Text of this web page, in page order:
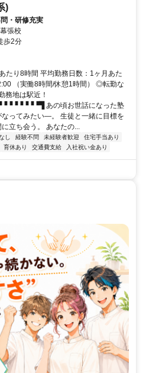
)
・研修充実
張校
歩2分
たり8時間 平均勤務日数：1ヶ月あた
（実働8時間/休憩1時間） ◎転勤な
地は駅近！
あの頃お世話になった塾
ってみたい―。 生徒と一緒に目標を
立ち会う。 あなたの...
し 経験不問 未経験者歓迎
住宅手当あり
育休あり 交通費支給 入社祝い金あり